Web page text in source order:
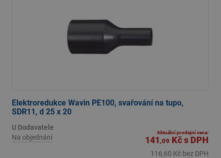
Elektroredukce Wavin PE100, svařování na tupo,
SDR11, d 25 x 20
U Dodavatele
Na objednání
Aktuální prodejní cena:
141 ,09 Kčs DPH
116,60 Kč bez DPH